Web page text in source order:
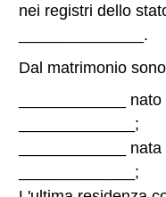
nei registri dello
______________.
Dal matrimonio
____________
_____________;
____________
_____________;